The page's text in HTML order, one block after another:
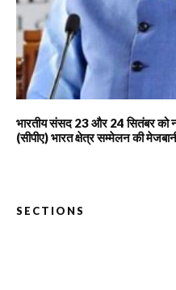
भारतीय संसद 23 और 24 सितंबर को
(सीपीए) भारत क्षेत्र सम्मेलन की
SECTIONS